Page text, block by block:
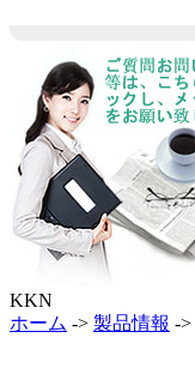
KKN
ホーム -> 製品情報 ->